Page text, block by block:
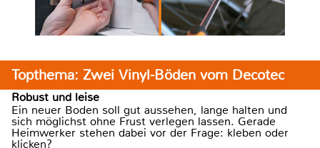
Topthema: Zwei Vinyl-Böden vom Decotec
Robust und leise
Ein neuer Boden soll gut aussehen, lange halten und
sich möglichst ohne Frust verlegen lassen. Gerade
Heimwerker stehen dabei vor der Frage: kleben oder
klicken?